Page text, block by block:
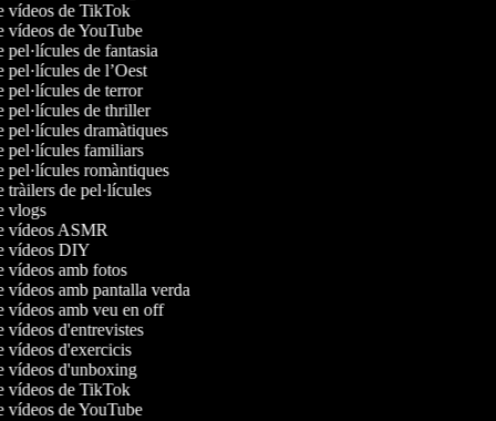
vídeos de TikTok
vídeos de YouTube
pel·lícules de fantasia
pel·lícules de l’Oest
pel·lícules de terror
pel·lícules de thriller
pel·lícules dramàtiques
pel·lícules familiars
pel·lícules romàntiques
tràilers de pel·lícules
vlogs
vídeos ASMR
vídeos DIY
vídeos amb fotos
vídeos amb pantalla verda
vídeos amb veu en off
vídeos d'entrevistes
vídeos d'exercicis
vídeos d'unboxing
vídeos de TikTok
vídeos de YouTube